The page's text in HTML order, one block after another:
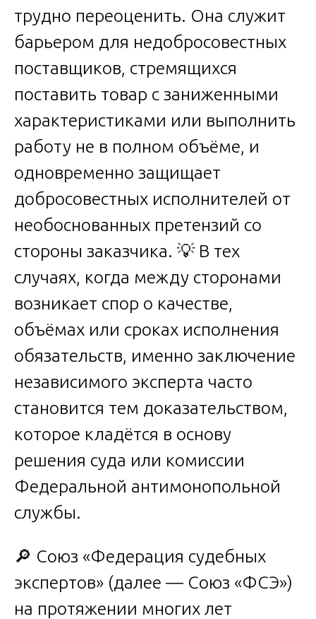
трудно переоценить. Она служит
барьером для недобросовестных
поставщиков, стремящихся
поставить товар с заниженными
характеристиками или выполнить
работу не в полном объёме, и
одновременно защищает
добросовестных исполнителей от
необоснованных претензий со
стороны заказчика. 💡 В тех
случаях, когда между сторонами
возникает спор о качестве,
объёмах или сроках исполнения
обязательств, именно заключение
независимого эксперта часто
становится тем доказательством,
которое кладётся в основу
решения суда или комиссии
Федеральной антимонопольной
службы.
🔎 Союз «Федерация судебных
экспертов» (далее — Союз «ФСЭ»)
на протяжении многих лет